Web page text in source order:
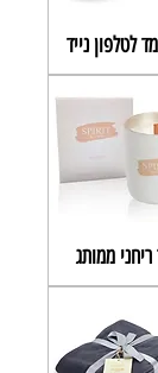
לטלפון נייד
ריחני ממותג